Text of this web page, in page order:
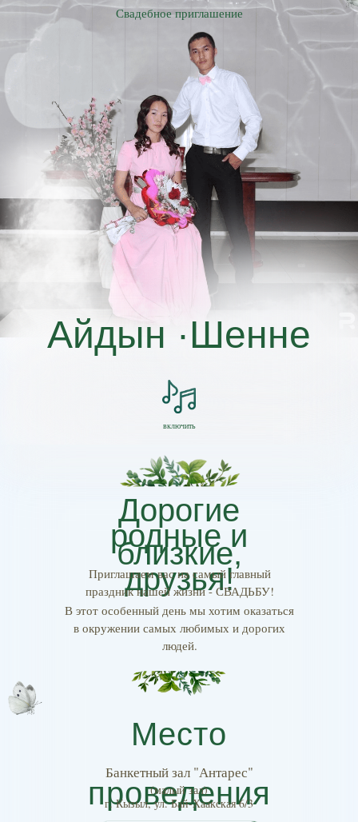
Свадебноеприглашение
включить
Айдын ·Шенне
Место
проведения
Банкетный зал "Антарес"
(малый зал)
родные и
друзья!
г. Кызыл, ул. Бай-Хаакская 6/3
Приглашаем вас на самый главный
праздник нашей жизни - СВАДЬБУ!
Дорогие
близкие,
В этот особенный день мы хотим оказаться
в окружении самых любимых и дорогих
людей.